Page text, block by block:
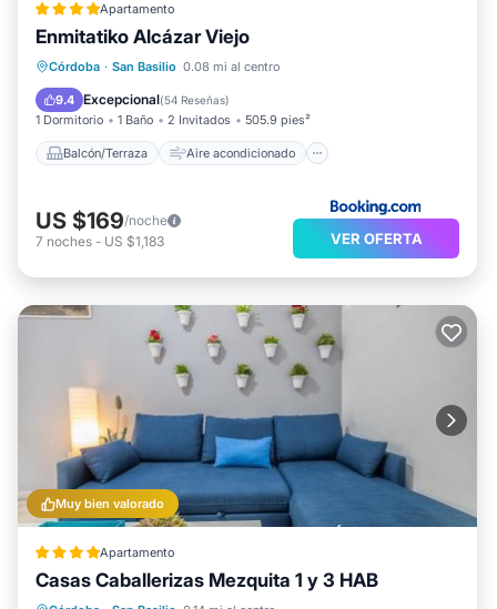
Apartamento
Enmitatiko Alcázar Viejo
Córdoba · San Basilio 0.08 mi al centro
9.4 Excepcional(54 Reseñas)
1 Dormitorio 1 Baño 2 Invitados 505.9 pies²
Balcón/Terraza Aire acondicionado
Balcón/Terraza
Aire acondicionado
Internet
Apto para niños
US $169/noche
7 noches - US $1,183 VER OFERTA
Muy bien valorado
Apartamento
Casas Caballerizas Mezquita 1 y 3 HAB